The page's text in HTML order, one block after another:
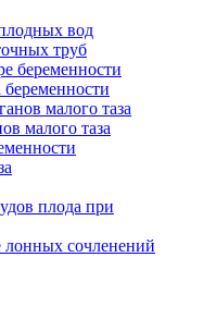
вод
труб
беременности
малого таза
малого таза
плода при
лонных сочленений